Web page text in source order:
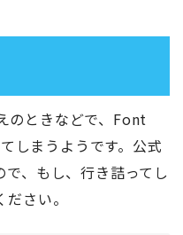
のときなどで、Font
しまうようです。公式
、もし、行き詰ってし
さい。